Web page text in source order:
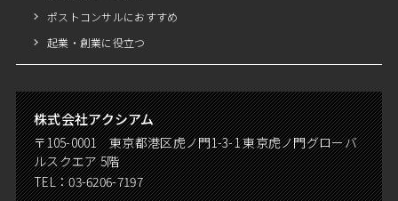
ポストコンサルにおすすめ
起業・創業に役立つ
株式会社アクシアム
〒105-0001 東京都港区虎ノ門1-3-1 東京虎ノ門グローバ
ルスクエア 5階
TEL：03-6206-7197